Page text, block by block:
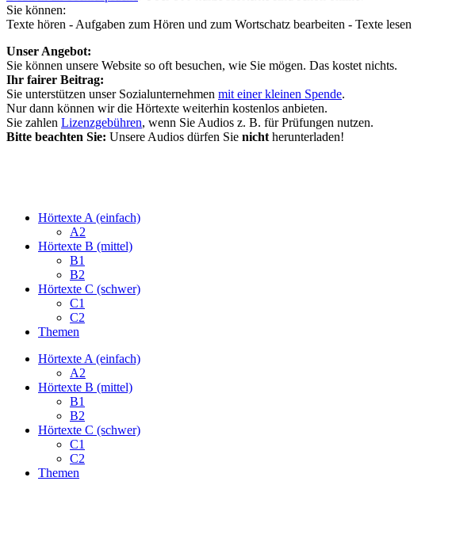
Sie können:
Texte hören - Aufgaben zum Hören und zum Wortschatz bearbeiten - Texte lesen
Unser Angebot:
Sie können unsere Website so oft besuchen, wie Sie mögen. Das kostet nichts.
Ihr fairer Beitrag:
Sie unterstützen unser Sozialunternehmen mit einer kleinen Spende.
Nur dann können wir die Hörtexte weiterhin kostenlos anbieten.
Sie zahlen Lizenzgebühren, wenn Sie Audios z. B. für Prüfungen nutzen.
Bitte beachten Sie: Unsere Audios dürfen Sie nicht herunterladen!
Hörtexte A (einfach)
A2
Hörtexte B (mittel)
B1
B2
Hörtexte C (schwer)
C1
C2
Themen
Hörtexte A (einfach)
A2
Hörtexte B (mittel)
B1
B2
Hörtexte C (schwer)
C1
C2
Themen